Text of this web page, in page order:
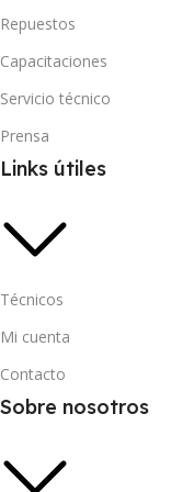
Repuestos
Capacitaciones
Servicio técnico
Prensa
Links útiles
Técnicos
Mi cuenta
Contacto
Sobre nosotros